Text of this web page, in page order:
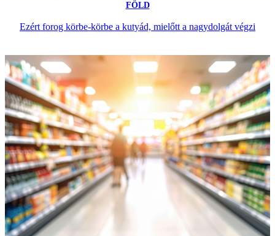
FÖLD
Ezért forog körbe-körbe a kutyád, mielőtt a nagydolgát végzi